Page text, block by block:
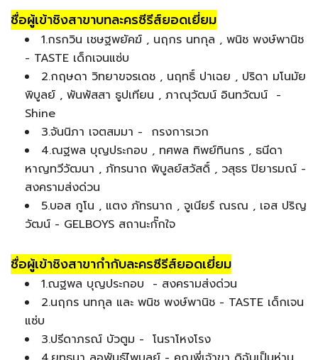
ชื่อผู้เข้าชิงสาขาบทละครซีรีส์ยอดเยี่ยม
1.กรกวิน เชษฐพยัคฆ์ , นฤกร นทกุล , พนิช พงษ์พานิช
- TASTE เด็กเจนแซ่บ
2.กฤษดา วิทยาขจรเดช , นฤทธิ์ ปาเฉย , ปริดา มโนมัย
พิบูลย์ , พันพัสสา ธูปเทียน , ภาณุวัฒน์ อินทวัฒน์ -
Shine
3.จันนิภา เจตสมมา - กรงการเวก
4.ณฐพล บุญประกอบ , ทศพล ทิพย์ทินกร , ธนีดา
หาญทวีวัฒนา , ภัทรนาถ พิบูลย์สวัสดิ์ , วสุธร ปิยารมณ์ -
สงครามส่งด่วน
5.บอส กูโน , แตง ภัทรนาถ , จูเนียร์ ณรณ , เอส ปริญ
วัฒน์ - GELBOYS สถานะกั๊กใจ
ชื่อผู้เข้าชิงสาขากำกับละครซีรีส์ยอดเยี่ยม
1.ณฐพล บุญประกอบ - สงครามส่งด่วน
2.นฤกร นทกุล และ พนิช พงษ์พานิช - TASTE เด็กเจน
แซ่บ
3.ปรีดาภรณ์ บัวตูม - โนราโหงโรง